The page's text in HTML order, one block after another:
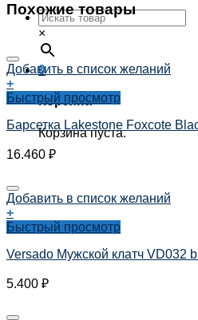
×
0
Корзина
Корзина пуста.
Похожие товары
Добавить в список желаний
+
Быстрый просмотр
Барсетка Lakestone Foxcote
16.460 ₽
Добавить в список желаний
+
Быстрый просмотр
Versado Мужской клатч VD032
5.400 ₽